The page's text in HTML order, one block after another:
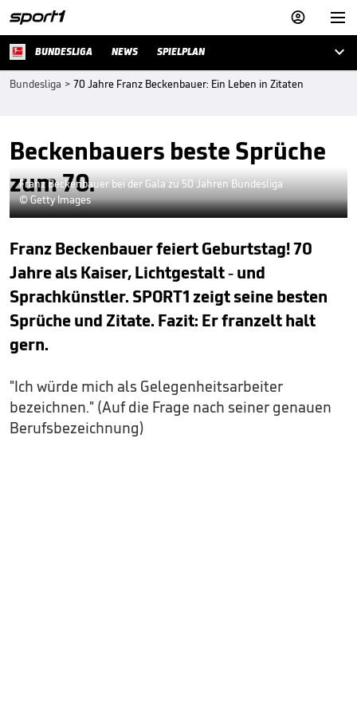


BUNDESLIGA NEWS SPIELPLAN 
Bundesliga > 70 Jahre Franz Beckenbauer: Ein Leben in Zitaten
Beckenbauers beste Sprüche
zum 70.
Franz Beckenbauer bei der Gala zu 50 Jahren Bundesliga
© Getty Images
Franz Beckenbauer feiert Geburtstag! 70
Jahre als Kaiser, Lichtgestalt - und
Sprachkünstler. SPORT1 zeigt seine besten
Sprüche und Zitate. Fazit: Er franzelt halt
gern.
"Ich würde mich als Gelegenheitsarbeiter
bezeichnen." (Auf die Frage nach seiner genauen
Berufsbezeichnung)